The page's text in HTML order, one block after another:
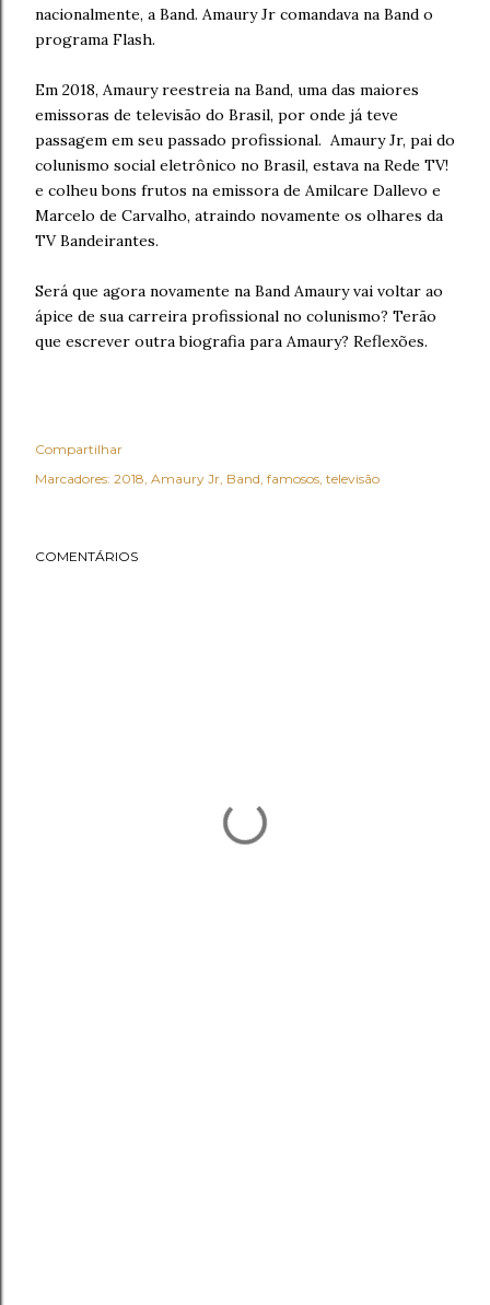
nacionalmente, a Band. Amaury Jr comandava na Band o
programa Flash.
Em 2018, Amaury reestreia na Band, uma das maiores
emissoras de televisão do Brasil, por onde já teve
passagem em seu passado profissional. Amaury Jr, pai do
colunismo social eletrônico no Brasil, estava na Rede TV!
e colheu bons frutos na emissora de Amilcare Dallevo e
Marcelo de Carvalho, atraindo novamente os olhares da
TV Bandeirantes.
Será que agora novamente na Band Amaury vai voltar ao
ápice de sua carreira profissional no colunismo? Terão
que escrever outra biografia para Amaury? Reflexões.
Compartilhar
Marcadores: 2018 Amaury Jr Band famosos televisão
COMENTÁRIOS